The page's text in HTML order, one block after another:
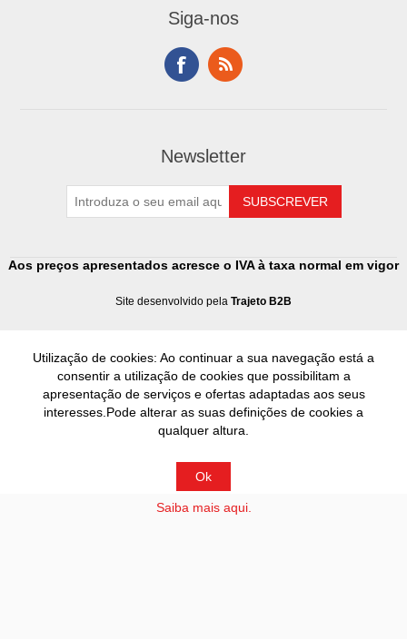
Siga-nos
Newsletter
Aos preços apresentados acresce o IVA à taxa normal em vigor
Site desenvolvido pela Trajeto B2B
Utilização de cookies: Ao continuar a sua navegação está a
consentir a utilização de cookies que possibilitam a
apresentação de serviços e ofertas adaptadas aos seus
interesses.Pode alterar as suas definições de cookies a
qualquer altura.
Ok
Saiba mais aqui.